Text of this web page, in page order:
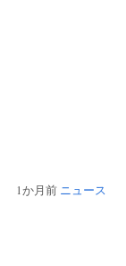
1か月前 ニュース